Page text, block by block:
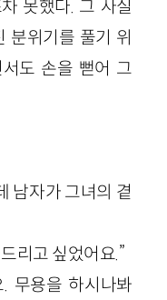
못했다. 그 사실
분위기를 풀기 위
도 손을 뻗어 그
남자가 그녀의 곁
리고 싶었어요.”
무용을 하시나봐